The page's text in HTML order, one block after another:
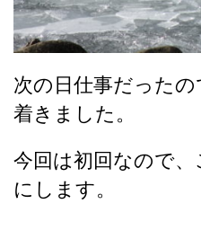
次の日仕事だった
着きました。
今回は初回なので
にします。